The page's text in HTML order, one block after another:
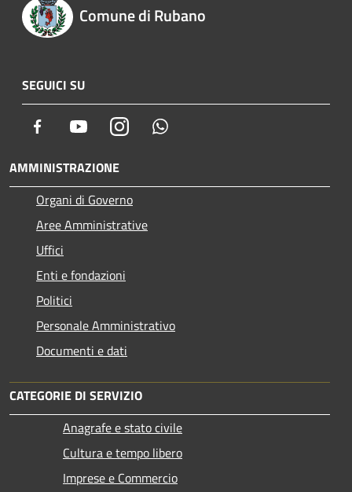
Comune di Rubano
SEGUICI SU
Facebook YoutubeInstagram
AMMINISTRAZIONE
Organi di Governo
Aree Amministrative
Uffici
Enti e fondazioni
Politici
Personale Amministrativo
Documenti e dati
CATEGORIE DI SERVIZIO
Anagrafe e stato civile
Cultura e tempo libero
Imprese e Commercio